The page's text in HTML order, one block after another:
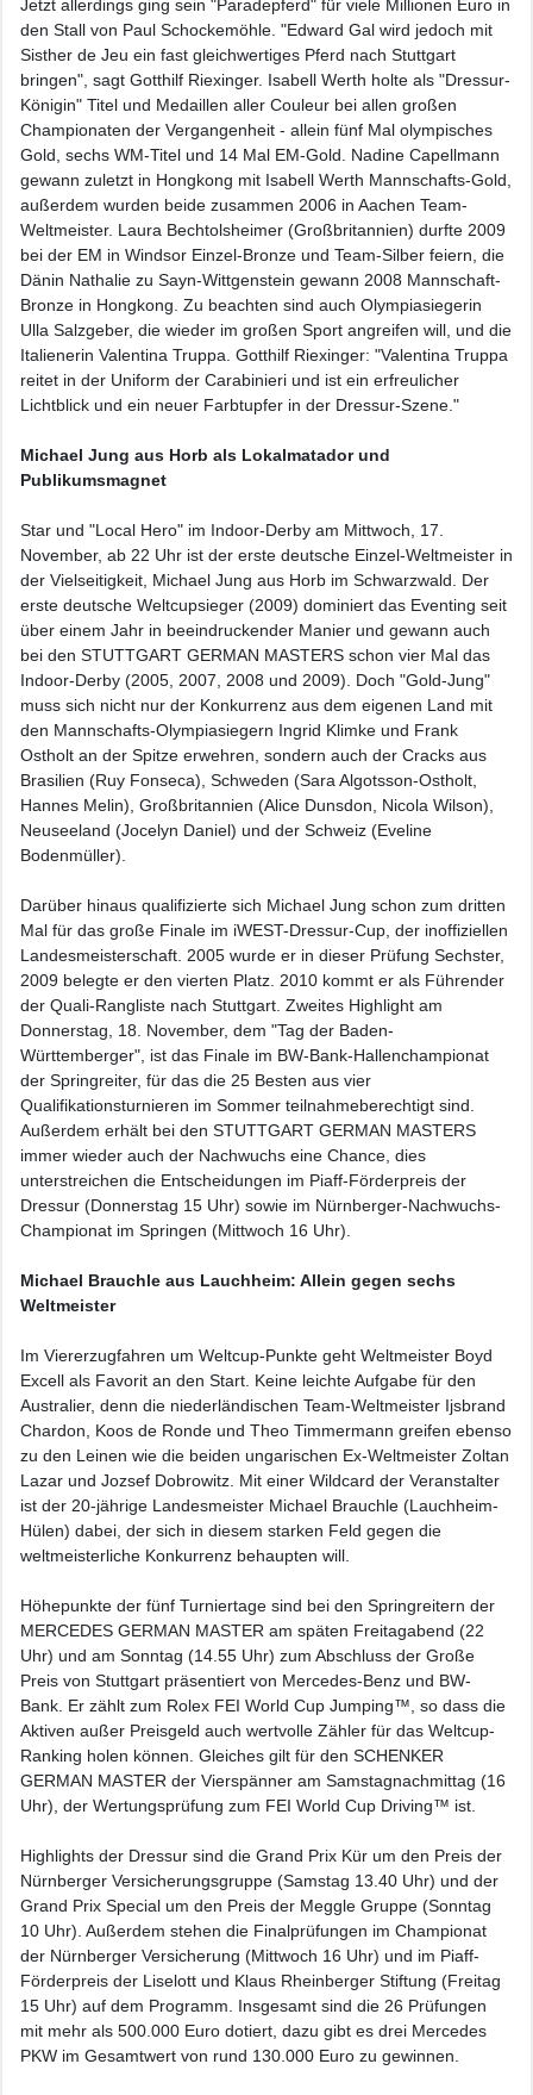
Jetzt allerdings ging sein "Paradepferd" für viele Millionen Euro in
den Stall von Paul Schockemöhle. "Edward Gal wird jedoch mit
Sisther de Jeu ein fast gleichwertiges Pferd nach Stuttgart
bringen", sagt Gotthilf Riexinger. Isabell Werth holte als "Dressur-
Königin" Titel und Medaillen aller Couleur bei allen großen
Championaten der Vergangenheit - allein fünf Mal olympisches
Gold, sechs WM-Titel und 14 Mal EM-Gold. Nadine Capellmann
gewann zuletzt in Hongkong mit Isabell Werth Mannschafts-Gold,
außerdem wurden beide zusammen 2006 in Aachen Team-
Weltmeister. Laura Bechtolsheimer (Großbritannien) durfte 2009
bei der EM in Windsor Einzel-Bronze und Team-Silber feiern, die
Dänin Nathalie zu Sayn-Wittgenstein gewann 2008 Mannschaft-
Bronze in Hongkong. Zu beachten sind auch Olympiasiegerin
Ulla Salzgeber, die wieder im großen Sport angreifen will, und die
Italienerin Valentina Truppa. Gotthilf Riexinger: "Valentina Truppa
reitet in der Uniform der Carabinieri und ist ein erfreulicher
Lichtblick und ein neuer Farbtupfer in der Dressur-Szene."
Michael Jung aus Horb als Lokalmatador und
Publikumsmagnet
Star und "Local Hero" im Indoor-Derby am Mittwoch, 17.
November, ab 22 Uhr ist der erste deutsche Einzel-Weltmeister in
der Vielseitigkeit, Michael Jung aus Horb im Schwarzwald. Der
erste deutsche Weltcupsieger (2009) dominiert das Eventing seit
über einem Jahr in beeindruckender Manier und gewann auch
bei den STUTTGART GERMAN MASTERS schon vier Mal das
Indoor-Derby (2005, 2007, 2008 und 2009). Doch "Gold-Jung"
muss sich nicht nur der Konkurrenz aus dem eigenen Land mit
den Mannschafts-Olympiasiegern Ingrid Klimke und Frank
Ostholt an der Spitze erwehren, sondern auch der Cracks aus
Brasilien (Ruy Fonseca), Schweden (Sara Algotsson-Ostholt,
Hannes Melin), Großbritannien (Alice Dunsdon, Nicola Wilson),
Neuseeland (Jocelyn Daniel) und der Schweiz (Eveline
Bodenmüller).
Darüber hinaus qualifizierte sich Michael Jung schon zum dritten
Mal für das große Finale im iWEST-Dressur-Cup, der inoffiziellen
Landesmeisterschaft. 2005 wurde er in dieser Prüfung Sechster,
2009 belegte er den vierten Platz. 2010 kommt er als Führender
der Quali-Rangliste nach Stuttgart. Zweites Highlight am
Donnerstag, 18. November, dem "Tag der Baden-
Württemberger", ist das Finale im BW-Bank-Hallenchampionat
der Springreiter, für das die 25 Besten aus vier
Qualifikationsturnieren im Sommer teilnahmeberechtigt sind.
Außerdem erhält bei den STUTTGART GERMAN MASTERS
immer wieder auch der Nachwuchs eine Chance, dies
unterstreichen die Entscheidungen im Piaff-Förderpreis der
Dressur (Donnerstag 15 Uhr) sowie im Nürnberger-Nachwuchs-
Championat im Springen (Mittwoch 16 Uhr).
Michael Brauchle aus Lauchheim: Allein gegen sechs
Weltmeister
Im Viererzugfahren um Weltcup-Punkte geht Weltmeister Boyd
Excell als Favorit an den Start. Keine leichte Aufgabe für den
Australier, denn die niederländischen Team-Weltmeister Ijsbrand
Chardon, Koos de Ronde und Theo Timmermann greifen ebenso
zu den Leinen wie die beiden ungarischen Ex-Weltmeister Zoltan
Lazar und Jozsef Dobrowitz. Mit einer Wildcard der Veranstalter
ist der 20-jährige Landesmeister Michael Brauchle (Lauchheim-
Hülen) dabei, der sich in diesem starken Feld gegen die
weltmeisterliche Konkurrenz behaupten will.
Höhepunkte der fünf Turniertage sind bei den Springreitern der
MERCEDES GERMAN MASTER am späten Freitagabend (22
Uhr) und am Sonntag (14.55 Uhr) zum Abschluss der Große
Preis von Stuttgart präsentiert von Mercedes-Benz und BW-
Bank. Er zählt zum Rolex FEI World Cup Jumping™, so dass die
Aktiven außer Preisgeld auch wertvolle Zähler für das Weltcup-
Ranking holen können. Gleiches gilt für den SCHENKER
GERMAN MASTER der Vierspänner am Samstagnachmittag (16
Uhr), der Wertungsprüfung zum FEI World Cup Driving™ ist.
Highlights der Dressur sind die Grand Prix Kür um den Preis der
Nürnberger Versicherungsgruppe (Samstag 13.40 Uhr) und der
Grand Prix Special um den Preis der Meggle Gruppe (Sonntag
10 Uhr). Außerdem stehen die Finalprüfungen im Championat
der Nürnberger Versicherung (Mittwoch 16 Uhr) und im Piaff-
Förderpreis der Liselott und Klaus Rheinberger Stiftung (Freitag
15 Uhr) auf dem Programm. Insgesamt sind die 26 Prüfungen
mit mehr als 500.000 Euro dotiert, dazu gibt es drei Mercedes
PKW im Gesamtwert von rund 130.000 Euro zu gewinnen.